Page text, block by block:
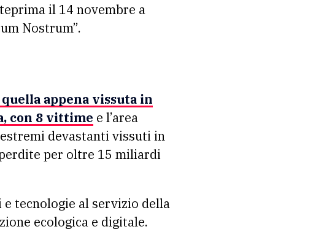
il 14 novembre a
Nostrum”.
quella appena vissuta in
con 8 vittime e l’area
devastanti vissuti in
per oltre 15 miliardi
tecnologie al servizio della
ecologica e digitale.